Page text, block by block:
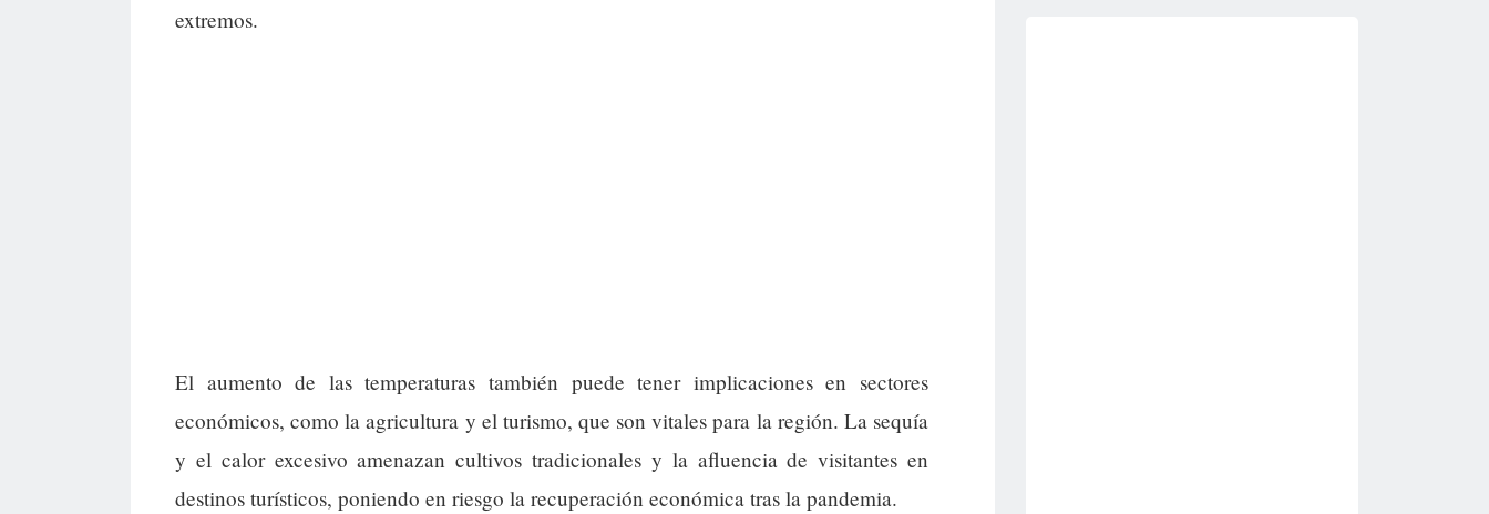
extremos.
El aumento de las temperaturas también puede tener implicaciones en sectores
económicos, como la agricultura y el turismo, que son vitales para la región. La sequía
y el calor excesivo amenazan cultivos tradicionales y la afluencia de visitantes en
destinos turísticos, poniendo en riesgo la recuperación económica tras la pandemia.